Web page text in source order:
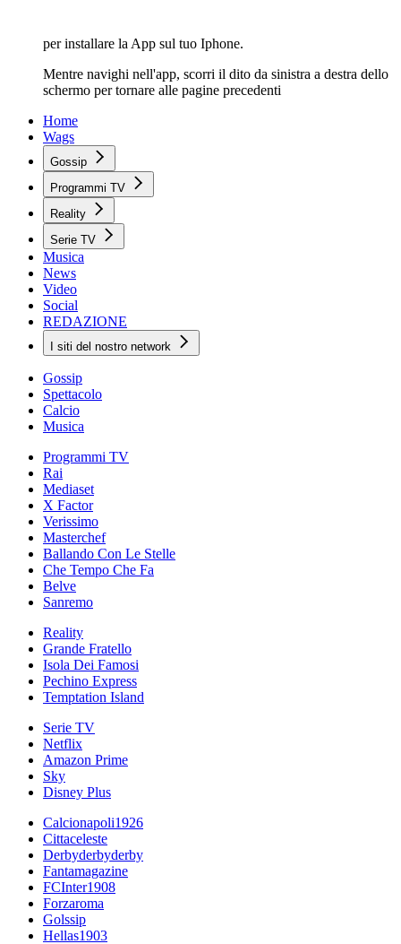
per installare la App sul tuo Iphone.
Mentre navighi nell'app, scorri il dito da sinistra a destra dello
schermo per tornare alle pagine precedenti
Home
Wags
Gossip
Programmi TV
Reality
Serie TV
Musica
News
Video
Social
REDAZIONE
I siti del nostro network
Gossip
Spettacolo
Calcio
Musica
Programmi TV
Rai
Mediaset
X Factor
Verissimo
Masterchef
Ballando Con Le Stelle
Che Tempo Che Fa
Belve
Sanremo
Reality
Grande Fratello
Isola Dei Famosi
Pechino Express
Temptation Island
Serie TV
Netflix
Amazon Prime
Sky
Disney Plus
Calcionapoli1926
Cittaceleste
Derbyderbyderby
Fantamagazine
FCInter1908
Forzaroma
Golssip
Hellas1903